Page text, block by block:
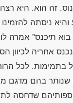
זה הוא. היא רצה
ניסתה
תיכנס" אמרה לו
אחריה לכיוון
לכל
שנותר בהם מדגם
הנותרים על